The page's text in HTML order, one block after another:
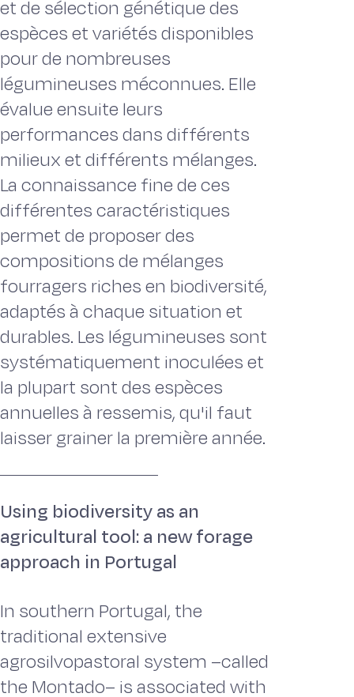
et de sélection génétique des
espèces et variétés disponibles
pour de nombreuses
légumineuses méconnues. Elle
évalue ensuite leurs
performances dans différents
milieux et différents mélanges.
La connaissance fine de ces
différentes caractéristiques
permet de proposer des
compositions de mélanges
fourragers riches en biodiversité,
adaptés à chaque situation et
durables. Les légumineuses sont
systématiquement inoculées et
la plupart sont des espèces
annuelles à ressemis, qu'il faut
laisser grainer la première année.
Using biodiversity as an
agricultural tool: a new forage
approach in Portugal
In southern Portugal, the
traditional extensive
agrosilvopastoral system –called
the Montado– is associated with